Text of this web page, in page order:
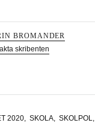
BROMANDER
skribenten
2020, SKOLA, SKOLPOL,